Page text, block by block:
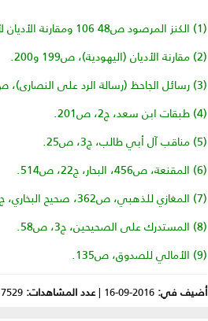
(1) الكنز المرصود ص‏48 106 ومقارنة الأديان لأحمد شلبي، ص‏272 274.
(2) مقارنة الأديان (اليهودية)، ص‏199 و200.
(3) رسائل الجاحظ (رسالة الرد على النصارى)، ص‏14 اليهود في القرآن، ص‏28.
(4) طبقات ابن سعد، ج‏2، ص‏201.
(5) مناقب آل أبي طالب، ج‏3، ص‏25.
(6) المقنعة، ص‏456، البحار، ج‏22، ص‏514.
(7) المغازي للذهبي، ص‏362، صحيح البخاري، ج‏5، ص‏179.
(8) المستدرك على الصحيحين، ج‏3، ص‏58.
(9) الأمالي للصدوق، ص‏135.
أضيف في: 2016-09-16
|عدد المشاهدات: 7529